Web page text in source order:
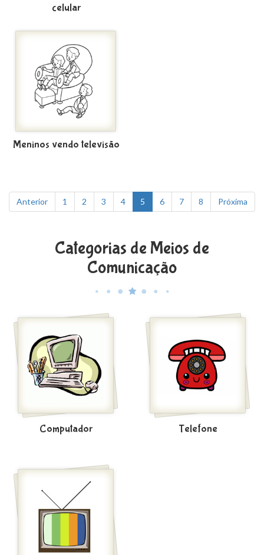
celular
Meninos vendo televisão
Anterior 1 2 3 4 5 6 7 8 Próxima
Categorias de Meios de
Comunicação
Computador Telefone